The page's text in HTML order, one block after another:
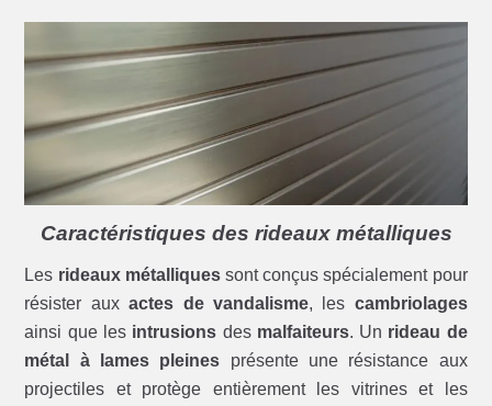
Caractéristiques des rideaux métalliques
Les rideaux métalliquessont conçus spécialement pour
résister auxactes de vandalisme, les cambriolages
ainsi que les intrusions des malfaiteurs. Un rideau de
métal à lames pleines présente une résistance aux
projectiles et protège entièrement les vitrines et les